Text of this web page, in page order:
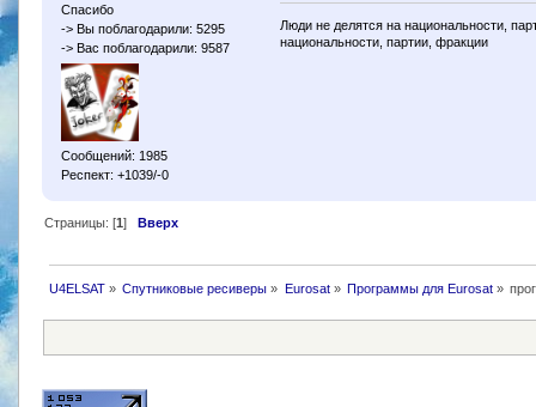
Спасибо
-> Вы поблагодарили: 5295
-> Вас поблагодарили: 9587
Сообщений: 1985
Респект: +1039/-0
Люди не делятся на национальности,
национальности, партии, фракции
Страницы: [1] Вверх
U4ELSAT» Cпутниковые ресиверы » Eurosat» Программы для Eurosat»